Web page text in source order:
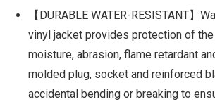
【DURABLE WATER-RESISTANT】
vinyl jacket provides protection of
moisture, abrasion, flame retardant
molded plug, socket and reinforced
accidental bending or breaking to